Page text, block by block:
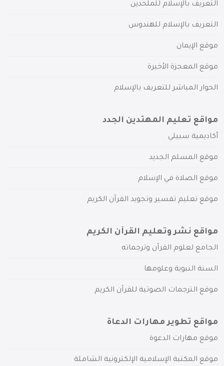
التعريف بالإسلام للملحدين
التعريف بالإسلام للهندوس
موقع الإيمان
موقع المعجزة الأخيرة
الحوار المباشر للتعريف بالإسلام
مواقع تعليم المهتدين الجدد
أكاديمية سبيلي
موقع المسلم الجديد
موقع الصلاة في الإسلام
موقع تعليم تفسير وتجويد القرآن الكريم
مواقع نشر وتعليم القرآن الكريم
الجامع لعلوم القرآن وترجماته
السنة النبوية وعلومها
موقع الترجمات الصوتية للقرآن الكريم
مواقع تطوير مهارات الدعاة
موقع مهارات الدعوة
موقع المكتبة الإسلامية الإلكترونية الشاملة